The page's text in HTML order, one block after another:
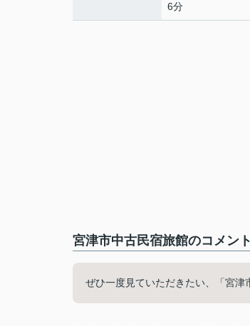
6分
宮津市中古民宿旅館のコメン
ぜひ一度見ていただきたい、「宮津